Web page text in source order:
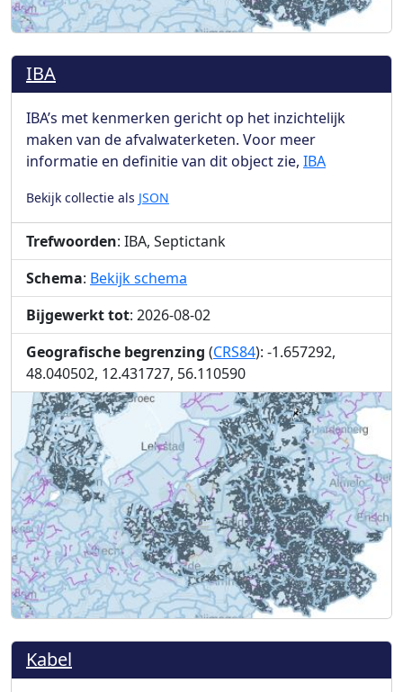
IBA
IBA’s met kenmerken gericht op het inzichtelijk
maken van de afvalwaterketen. Voor meer
informatie en definitie van dit object zie, IBA
Bekijk collectie als JSON
Trefwoorden: IBA, Septictank
Schema: Bekijk schema
Bijgewerkt tot: 2026-08-02
Geografische begrenzing (CRS84): -1.657292,
48.040502, 12.431727, 56.110590
Kabel